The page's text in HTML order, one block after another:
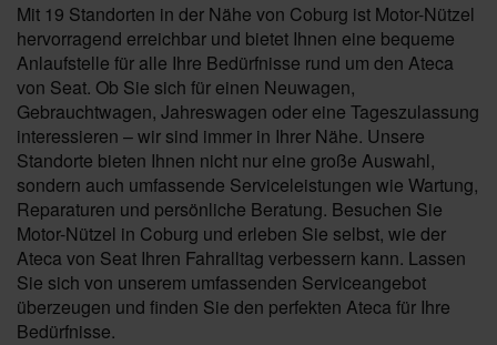
Mit 19 Standorten in der Nähe von Coburg ist Motor-Nützel
hervorragend erreichbar und bietet Ihnen eine bequeme
Anlaufstelle für alle Ihre Bedürfnisse rund um den Ateca
von Seat. Ob Sie sich für einen Neuwagen,
Gebrauchtwagen, Jahreswagen oder eine Tageszulassung
interessieren – wir sind immer in Ihrer Nähe. Unsere
Standorte bieten Ihnen nicht nur eine große Auswahl,
sondern auch umfassende Serviceleistungen wie Wartung,
Reparaturen und persönliche Beratung. Besuchen Sie
Motor-Nützel in Coburg und erleben Sie selbst, wie der
Ateca von Seat Ihren Fahralltag verbessern kann. Lassen
Sie sich von unserem umfassenden Serviceangebot
überzeugen und finden Sie den perfekten Ateca für Ihre
Bedürfnisse.